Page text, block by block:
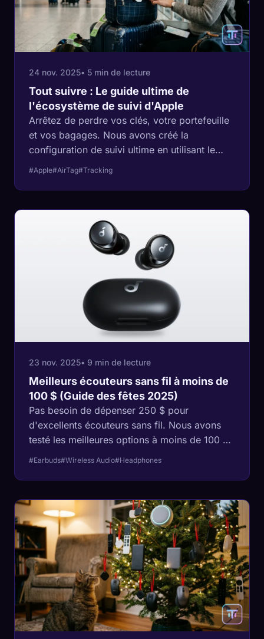
24 nov. 2025• 5 min de lecture
Tout suivre : Le guide ultime de
l'écosystème de suivi d'Apple
Arrêtez de perdre vos clés, votre portefeuille
et vos bagages. Nous avons créé la
configuration de suivi ultime en utilisant le
réseau Find My d'Apple.
#Apple#AirTag#Tracking
23 nov. 2025• 9 min de lecture
Meilleurs écouteurs sans fil à moins de
100 $ (Guide des fêtes 2025)
Pas besoin de dépenser 250 $ pour
d'excellents écouteurs sans fil. Nous avons
testé les meilleures options à moins de 100 $
qui offrent un son impressionnant, une
excellente autonomie.
#Earbuds#Wireless Audio#Headphones